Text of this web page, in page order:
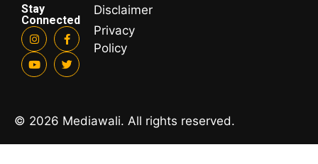
Stay
Connected
Disclaimer
Privacy
Policy
© 2026 Mediawali. All rights reserved.